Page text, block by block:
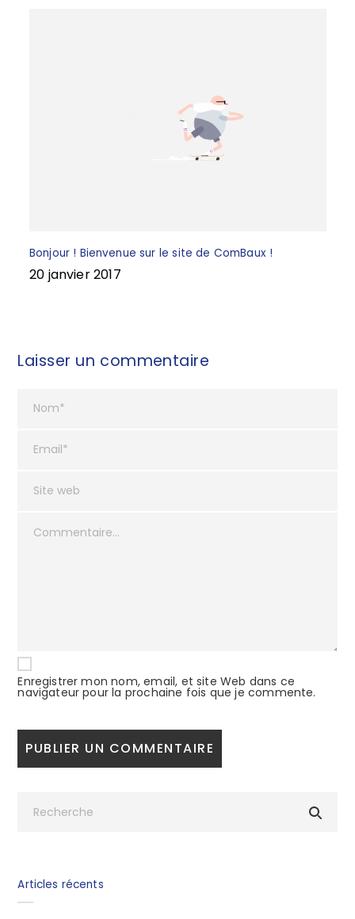
Bonjour ! Bienvenue sur le site de ComBaux !
20 janvier 2017
Laisser un commentaire
Enregistrer mon nom, email, et site Web dans ce
navigateur pour la prochaine fois que je commente.
Articles récents